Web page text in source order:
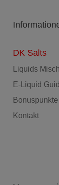
DK Salts
Liquids
E-Liquid
Bonuspunkte
Kontakt